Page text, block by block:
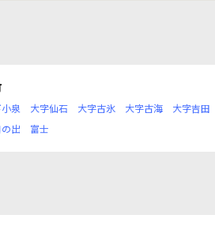
泉 大字仙石 大字古氷 大字古海 大字吉田
出 富士